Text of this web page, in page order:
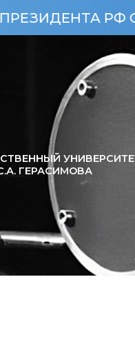
РФ ОТ
ГЕРАСИМОВА